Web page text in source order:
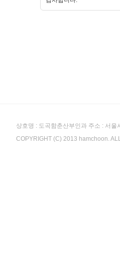
상호명 : 도곡함춘산부인과 주소 : 서
COPYRIGHT (C) 2013 hamchoon.